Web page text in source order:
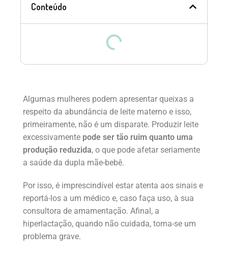
Conteúdo
Algumas mulheres podem apresentar queixas a
respeito da abundância de leite materno e isso,
primeiramente, não é um disparate. Produzir leite
excessivamente pode ser tão ruim quanto uma
produção reduzida, o que pode afetar seriamente
a saúde da dupla mãe-bebê.
Por isso, é imprescindível estar atenta aos sinais e
reportá-los a um médico e, caso faça uso, à sua
consultora de amamentação. Afinal, a
hiperlactação, quando não cuidada, torna-se um
problema grave.